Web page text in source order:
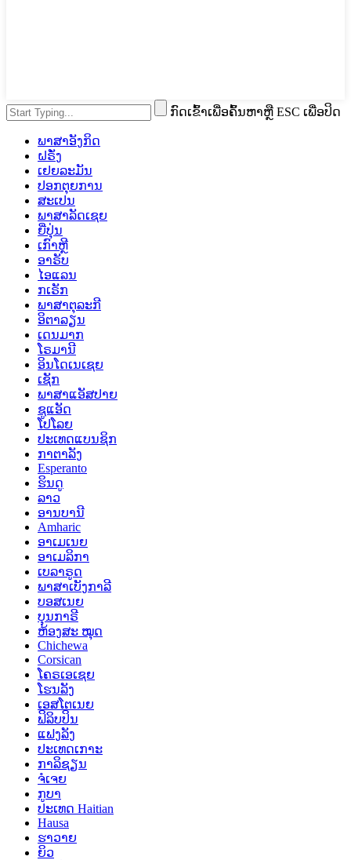
ກົດເຂົ້າເພື່ອຄົ້ນຫາຫຼື ESC ເພື່ອປິດ
ພາສາອັງກິດ
ຝຣັ່ງ
ເຢຍລະມັນ
ປອກຕຸຍການ
ສະເປນ
ພາສາລັດເຊຍ
ຍີ່ປຸ່ນ
ເກົາຫຼີ
ອາຣັບ
ໄອແລນ
ກເຣັກ
ພາສາຕຸລະກີ
ອິຕາລຽນ
ເດນມາກ
ໂຣມານີ
ອິນໂດເນເຊຍ
ເຊັກ
ພາສາແອັສປາຍ
ຊູແອັດ
ໂປໂລຍ
ປະເທດແບນຊິກ
ກາຕາລັງ
Esperanto
ຮິນດູ
ລາວ
ອານບານີ
Amharic
ອາເມເນຍ
ອາເມລິກາ
ເບລາຣູດ
ພາສາເບັງກາລີ
ບອສເນຍ
ບຸນກາຣີ
ຫ້ອງສະ ໝຸດ
Chichewa
Corsican
ໂຄຣເອເຊຍ
ໂຮນລັງ
ເອສໂຕເນຍ
ຟິລິບປິນ
ແຟງລັງ
ປະເທດເກາະ
ກາລິຊຽນ
ຈໍເຈຍ
ກູບາ
ປະເທດ Haitian
Hausa
ຮາວາຍ
ຍິວ